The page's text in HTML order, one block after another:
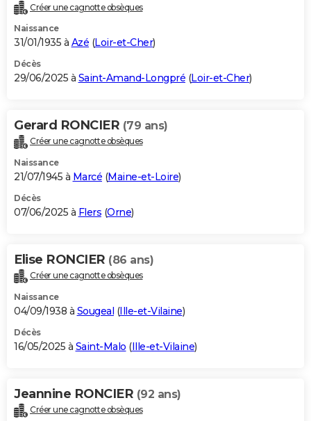
Créer une cagnotte obsèques
Naissance
31/01/1935 à Azé (Loir-et-Cher)
Décès
29/06/2025 à Saint-Amand-Longpré (Loir-et-Cher)
Gerard RONCIER (79 ans)
Créer une cagnotte obsèques
Naissance
21/07/1945 à Marcé (Maine-et-Loire)
Décès
07/06/2025 à Flers (Orne)
Elise RONCIER (86 ans)
Créer une cagnotte obsèques
Naissance
04/09/1938 à Sougeal (Ille-et-Vilaine)
Décès
16/05/2025 à Saint-Malo (Ille-et-Vilaine)
Jeannine RONCIER (92 ans)
Créer une cagnotte obsèques